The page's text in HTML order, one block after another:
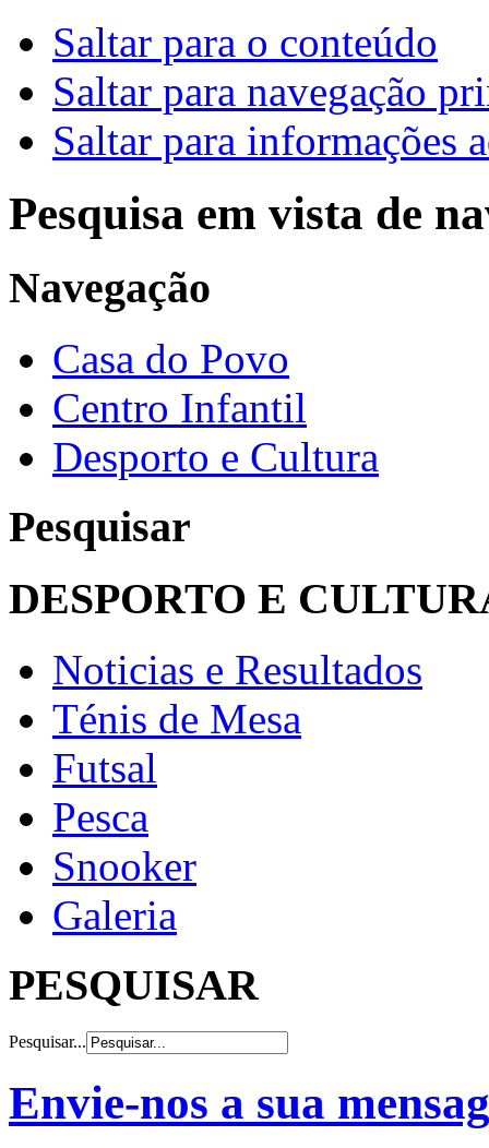
Saltar para o conteúdo
Saltar para navegação
Saltar para informações
Pesquisa em vista de
Navegação
Casa do Povo
Centro Infantil
Desporto e Cultura
Pesquisar
DESPORTO E
Noticias e Resultados
Ténis de Mesa
Futsal
Pesca
Snooker
Galeria
PESQUISAR
Pesquisar...
Envie-nos a sua